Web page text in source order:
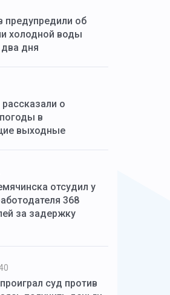
предупредили об
холодной воды
дня
о
в
выходные
отсудил у
368
за задержку
суд против